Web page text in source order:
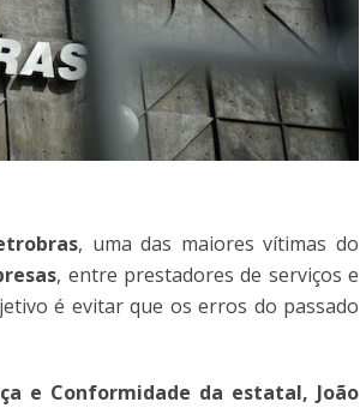
, uma das maiores vítimas do
, entre prestadores de serviços e
é evitar que os erros do passado
e Conformidade da estatal, João